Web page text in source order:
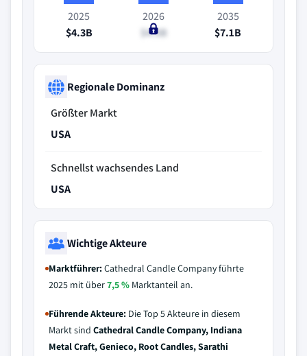
2025
$4.3B
2026
$4.5B
2035
$7.1B
Regionale Dominanz
Größter Markt
USA
Schnellst wachsendes Land
USA
Wichtige Akteure
Marktführer:Cathedral Candle Company führte
2025 mit über7,5 % Marktanteil an.
Führende Akteure: Die Top 5 Akteure in diesem
Markt sind Cathedral Candle Company, Indiana
Metal Craft, Genieco, Root Candles, Sarathi